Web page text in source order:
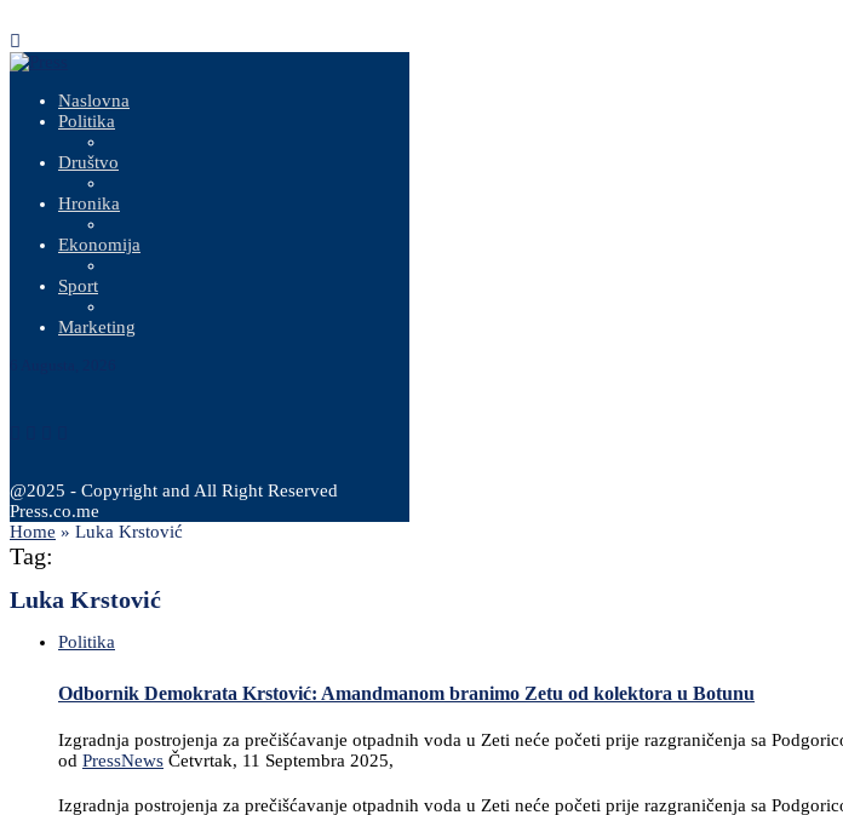
Naslovna
Politika
Društvo
Hronika
Ekonomija
Sport
Marketing
@2025 - Copyright and All Right Reserved
Press.co.me
Home » Luka Krstović
Tag:
Luka Krstović
Politika
Odbornik Demokrata Krstović: Amandmanom branimo Zetu od kolektora u Botunu
Izgradnja postrojenja za prečišćavanje otpadnih voda u Zeti neće početi prije razgraničenja sa
od PressNews Četvrtak, 11 Septembra 2025,
Izgradnja postrojenja za prečišćavanje otpadnih voda u Zeti neće početi prije razgraničenja sa